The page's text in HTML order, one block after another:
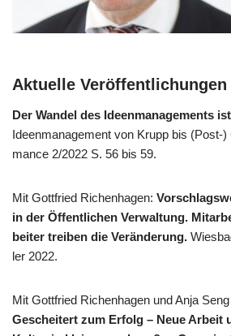
Aktuelle Veröffentlichungen
Der Wan­del des Ideen­ma­nage­ments
Ideen­ma­nage­ment von Krupp bis (Post-
mance 2/​2022 S. 56 bis 59.
Mit Gott­fried Richen­ha­gen:
in der Öffent­li­chen Ver­wal­tung.
bei­ter trei­ben die Ver­än­de­rung.
ler 2022.
Mit Gott­fried Richen­ha­gen und Anja
Geschei­tert zum Erfolg – Neue Arbeit